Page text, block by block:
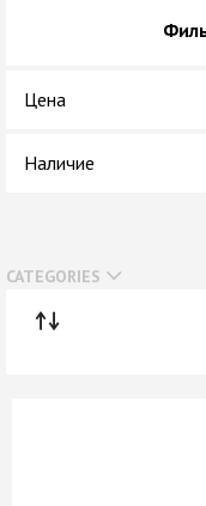
Цена
Наличие
CATEGORIES